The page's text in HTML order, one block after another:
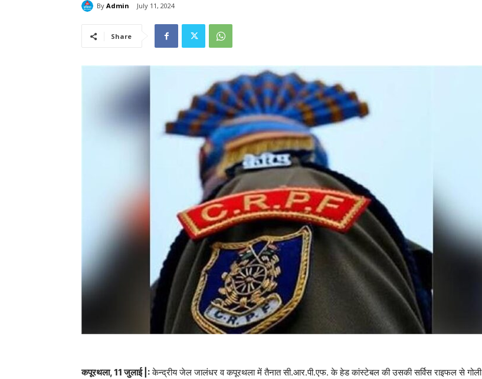
By Admin July 11, 2024
Share
कपूरथला, 11 जुलाई |:केन्द्रीय जेल जालंधर व कपूरथला में तैनात सी.आर.पी.एफ. के हेड कांस्टेबल की उसकी सर्विस राइफल से गोली